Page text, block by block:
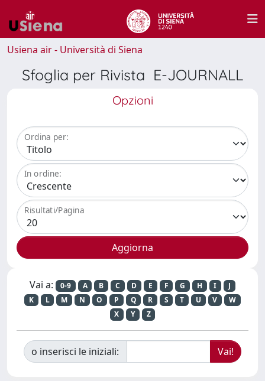
Usiena air - Università di Siena
Sfoglia per Rivista E-JOURNALL
Opzioni
Ordina per:
In ordine:
Risultati/Pagina
Vai a: 0-9 A B C D E F G H I
J
K
L M N O P Q R S T U V
W
X
Y Z
o inserisci le iniziali: